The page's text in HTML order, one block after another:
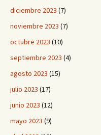
diciembre 2023 (7)
noviembre 2023 (7)
octubre 2023 (10)
septiembre 2023 (4)
agosto 2023 (15)
julio 2023 (17)
junio 2023 (12)
mayo 2023 (9)